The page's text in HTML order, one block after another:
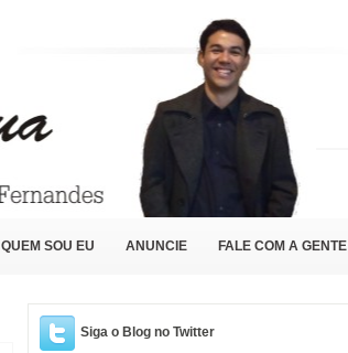
QUEM SOU EU ANUNCIE FALE COM A GENTE
Siga o Blog no Twitter